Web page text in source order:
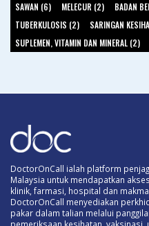
SAWAN (6)
MELECUR (2) BADAN
TUBERKULOSIS (2)
SARINGAN
SUPLEMEN, VITAMIN DAN MINERAL (2)
DoctorOnCall ialah platform
Malaysia untuk mendapatkan
klinik, farmasi, hospital dan
DoctorOnCall menyediakan
pakar dalam talian melalui
pemeriksaan kesihatan,